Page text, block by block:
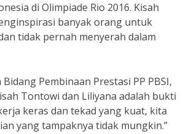
di Olimpiade Rio 2016. Kisah
banyak orang untuk
tidak pernah menyerah dalam
Pembinaan Prestasi PP PBSI,
Tontowi dan Liliyana adalah bukti
keras dan tekad yang kuat, kita
yang tampaknya tidak mungkin.”